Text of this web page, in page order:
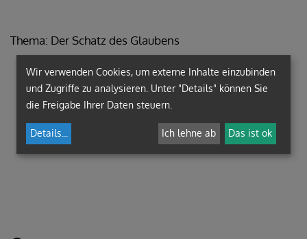
Thema: Der Schatz des Glaubens
Wir verwenden Cookies, um externe Inhalte einzubinden
und Zugriffe zu analysieren. Unter "Details" können Sie
die Freigabe Ihrer Daten steuern.
Details Ich lehne ab Das ist ok